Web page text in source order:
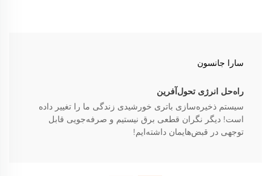
سارا جانسون
راه‌حل انرژی تحول‌آفرین
سیستم ذخیره‌سازی باتری خورشیدی زندگی ما را تغییر داده
است! دیگر نگران قطعی برق نیستیم و صرفه‌جویی قابل
توجهی در قبض‌هایمان داشته‌ایم!